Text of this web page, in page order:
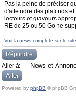
Pas la peine de préciser
d'atteindre des plafonds
lecteurs et graveurs
RE de 25 ou 50 Go ne
Voir la news complète sur le site
Répondre
Aller à:
Powered by phpBB © phpBB